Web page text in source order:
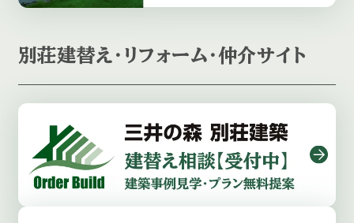
別荘建替え・リフォーム・仲介サイト